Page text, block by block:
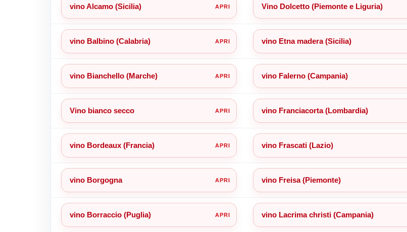
vino Alcamo (Sicilia) Vino Dolcetto (Piemonte e Liguria)
vino Balbino (Calabria) vino Etna madera (Sicilia)
vino Bianchello (Marche) vino Falerno (Campania)
Vino bianco secco vino Franciacorta (Lombardia)
vino Bordeaux (Francia) vino Frascati (Lazio)
vino Borgogna vino Freisa (Piemonte)
vino Borraccio (Puglia) vino Lacrima christi (Campania)